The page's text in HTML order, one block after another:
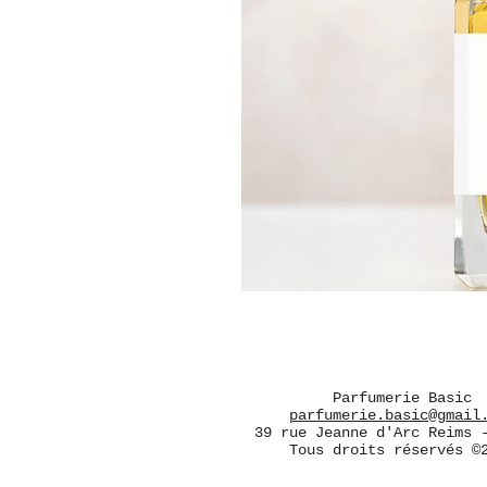
Parfumerie Basic
39 rue Jeanne d'Arc Reims
Tous droits réservés